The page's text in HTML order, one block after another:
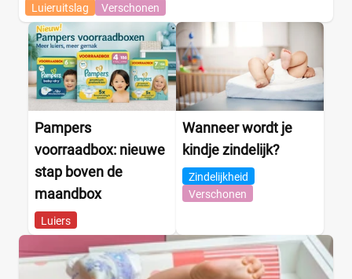
Aldi
Boon's Markt
Dekamarkt
▼ +9 meer
Webshop
(0)
Babydrogist
Bol
Luieruitslag Verschonen
Pampers
voorraadbox: nieuwe
stap boven de
maandbox
Luiers
Wanneer wordt je
kindje zindelijk?
Zindelijkheid
Verschonen